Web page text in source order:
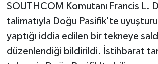
SOUTHCOM Komutanı Francis L.
talimatıyla Doğu Pasifik'te
yaptığı iddia edilen bir tekneye
düzenlendiği bildirildi. İstihbarat